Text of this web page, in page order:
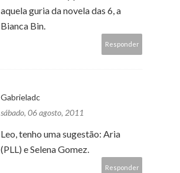
aquela guria da novela das 6, a
Bianca Bin.
Responder
Gabrieladc
sábado, 06 agosto, 2011
Leo, tenho uma sugestão: Aria
(PLL) e Selena Gomez.
Responder